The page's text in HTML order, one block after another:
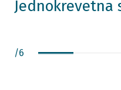
Jednokrevetna
/6